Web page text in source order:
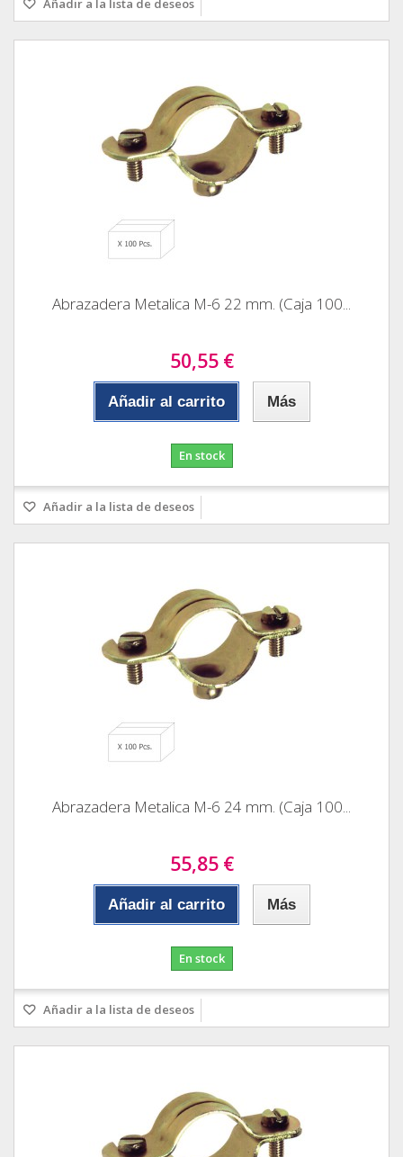
Abrazadera Metalica M-6 22 mm. (Caja 100...
50,55 €
Añadir al carrito Más
En stock
Añadir a la lista de deseos
Abrazadera Metalica M-6 24 mm. (Caja 100...
55,85 €
Añadir al carrito Más
En stock
Añadir a la lista de deseos